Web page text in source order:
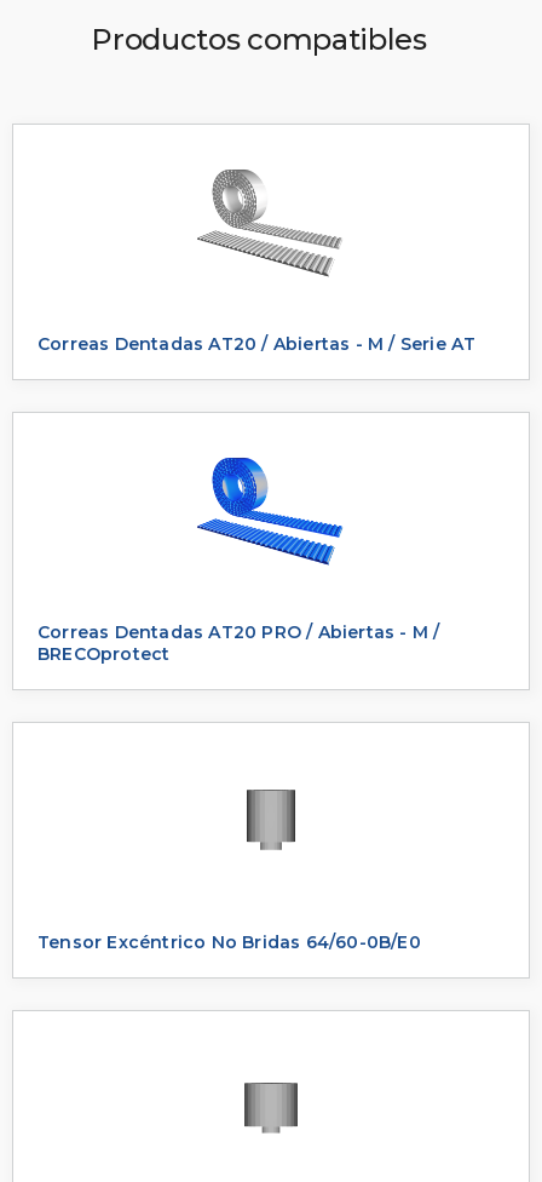
Productos compatibles
Correas Dentadas AT20 / Abiertas - M / Serie AT
Correas Dentadas AT20 PRO / Abiertas - M /
BRECOprotect
Tensor Excéntrico No Bridas 64/60-0B/E0